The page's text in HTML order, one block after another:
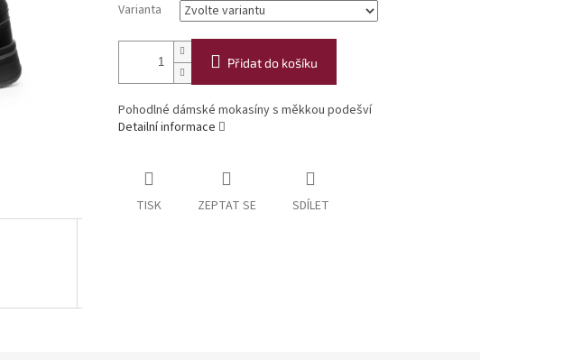
Varianta
Přidat do košíku
Pohodlné dámské mokasíny s měkkou podešví
Detailní informace
TISK ZEPTAT SE SDÍLET